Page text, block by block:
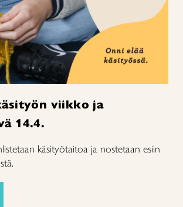
viikko ja
14.4.
käsityötaitoa ja nostetaan esiin